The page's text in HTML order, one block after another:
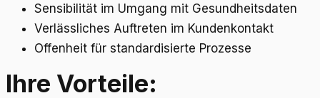
Sensibilität im Umgang mit Gesundheitsdaten
Verlässliches Auftreten im Kundenkontakt
Offenheit für standardisierte Prozesse
Ihre Vorteile: